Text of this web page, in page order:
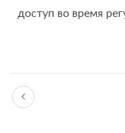
доступ во время